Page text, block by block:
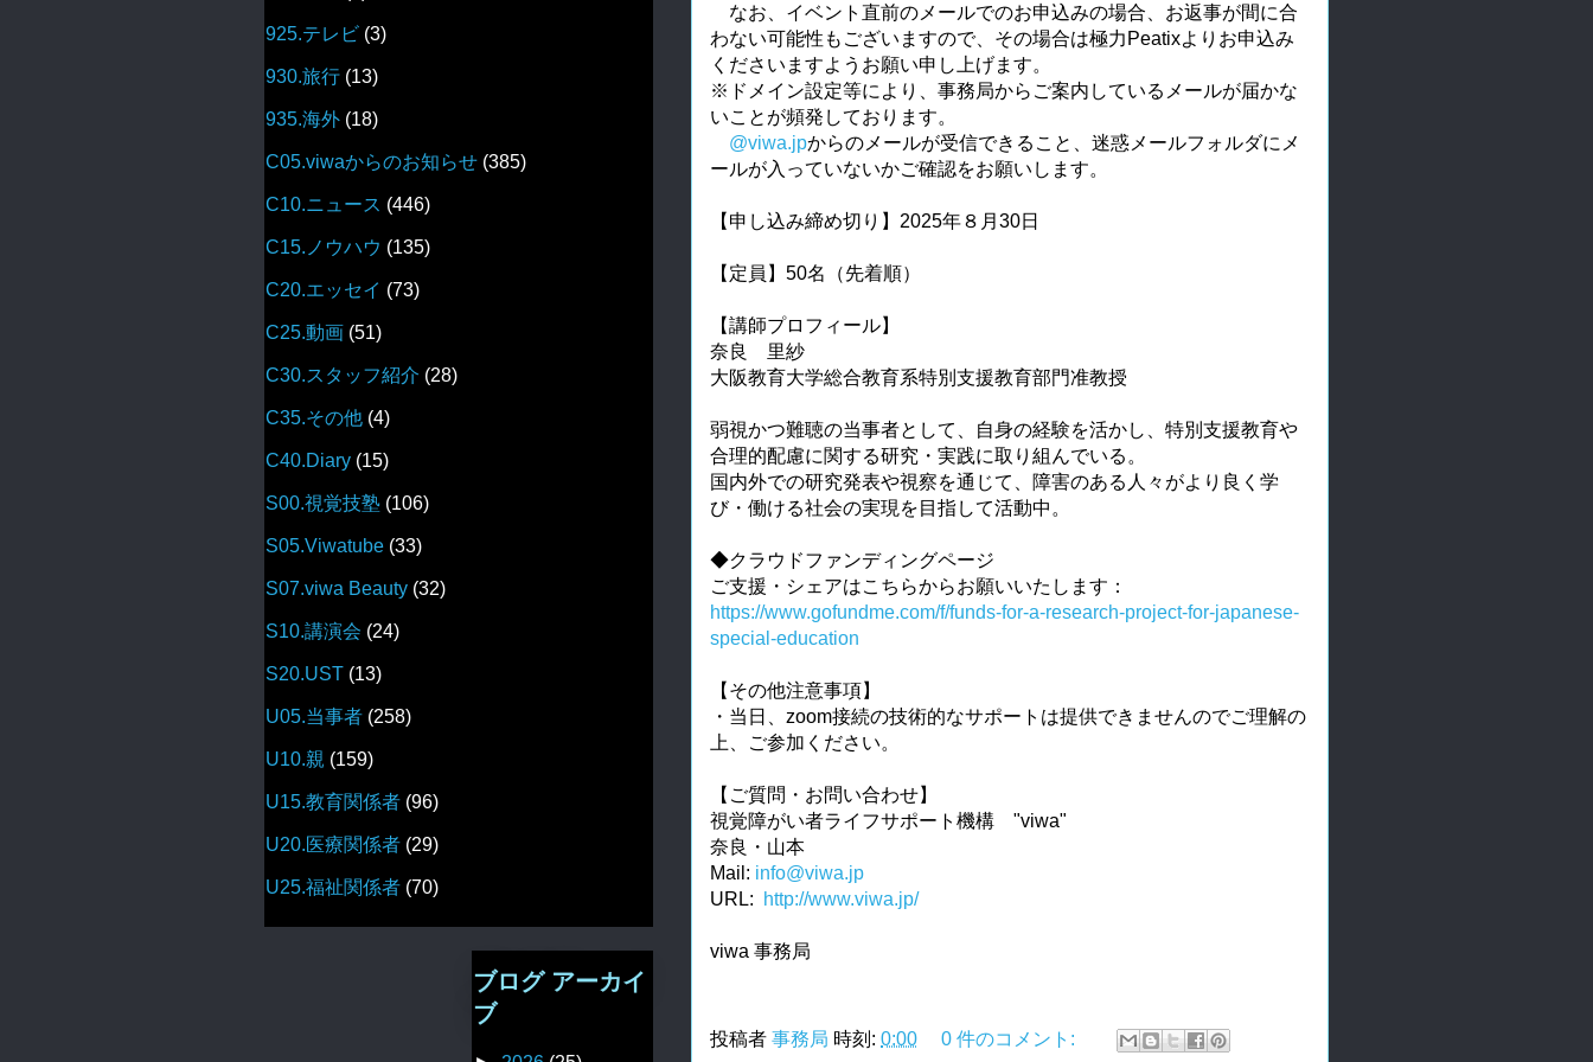
なお、イベント直前のメールでのお申込みの場合、お返事が間に合
わない可能性もございますので、その場合は極力Peatixよりお申込み
くださいますようお願い申し上げます。
※ドメイン設定等により、事務局からご案内しているメールが届かな
いことが頻発しております。
@viwa.jpからのメールが受信できること、迷惑メールフォルダにメ
ールが入っていないかご確認をお願いします。
【申し込み締め切り】2025年８月30日
【定員】50名（先着順）
【講師プロフィール】
奈良 里紗
大阪教育大学総合教育系特別支援教育部門准教授
弱視かつ難聴の当事者として、自身の経験を活かし、特別支援教育や
合理的配慮に関する研究・実践に取り組んでいる。
国内外での研究発表や視察を通じて、障害のある人々がより良く学
び・働ける社会の実現を目指して活動中。
◆クラウドファンディングページ
ご支援・シェアはこちらからお願いいたします：
https://www.gofundme.com/f/funds-for-a-research-project-for-japanese-
special-education
【その他注意事項】
・当日、zoom接続の技術的なサポートは提供できませんのでご理解の
上、ご参加ください。
【ご質問・お問い合わせ】
視覚障がい者ライフサポート機構 "viwa"
奈良・山本
Mail: info@viwa.jp
URL:
http://www.viwa.jp/
viwa 事務局
投稿者 事務局 時刻: 0:00 0 件のコメント:
925.テレビ (3)
930.旅行 (13)
935.海外 (18)
C05.viwaからのお知らせ (385)
C10.ニュース (446)
C15.ノウハウ (135)
C20.エッセイ (73)
C25.動画 (51)
C30.スタッフ紹介 (28)
C35.その他 (4)
C40.Diary (15)
S00.視覚技塾 (106)
S05.Viwatube (33)
S07.viwa Beauty (32)
S10.講演会 (24)
S20.UST (13)
U05.当事者 (258)
U10.親 (159)
U15.教育関係者 (96)
U20.医療関係者 (29)
U25.福祉関係者 (70)
ブログ アーカイ
ブ